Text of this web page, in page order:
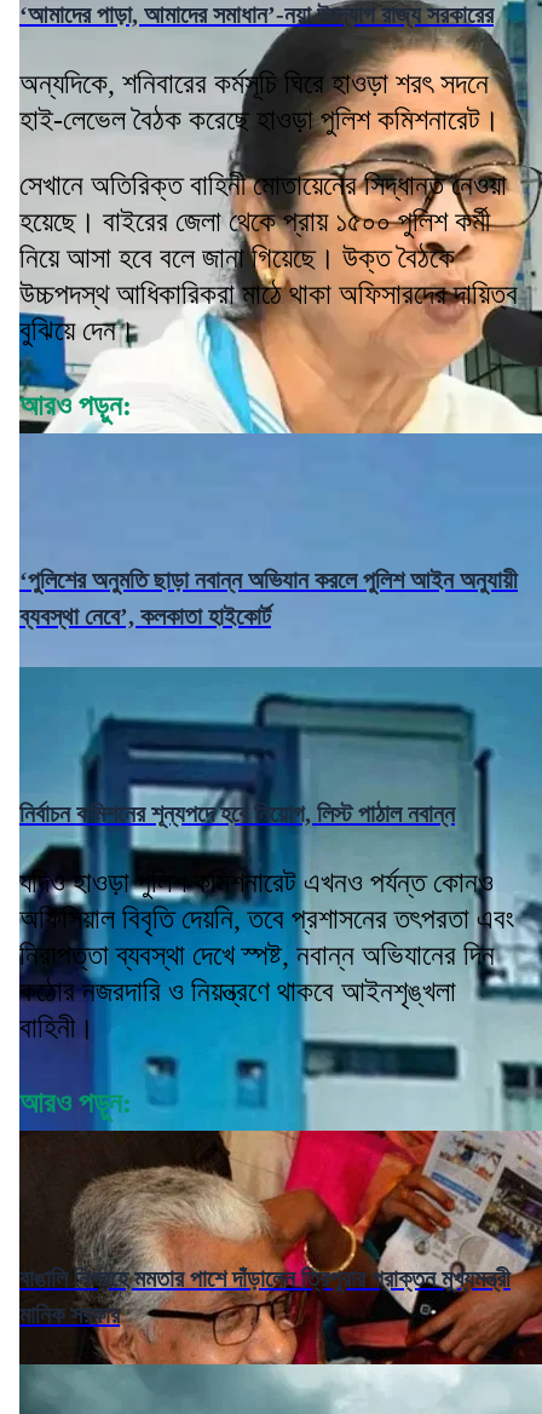
‘আমাদের পাড়া, আমাদের সমাধান’-নয়া উদ্যোগ রাজ্য সরকারের
অন্যদিকে, শনিবারের কর্মসূচি ঘিরে হাওড়া শরৎ সদনে
হাই-লেভেল বৈঠক করেছে হাওড়া পুলিশ কমিশনারেট।
সেখানে অতিরিক্ত বাহিনী মোতায়েনের সিদ্ধান্ত নেওয়া
হয়েছে। বাইরের জেলা থেকে প্রায় ১৫০০ পুলিশ কর্মী
নিয়ে আসা হবে বলে জানা গিয়েছে। উক্ত বৈঠকে
উচ্চপদস্থ আধিকারিকরা মাঠে থাকা অফিসারদের দায়িত্ব
বুঝিয়ে দেন।
আরও পড়ুন:
‘পুলিশের অনুমতি ছাড়া নবান্ন অভিযান করলে পুলিশ আইন অনুযায়ী
ব্যবস্থা নেবে’, কলকাতা হাইকোর্ট
নির্বাচন কমিশনের শূন্যপদে হবে নিয়োগ, লিস্ট পাঠাল নবান্ন
যদিও হাওড়া পুলিশ কমিশনারেট এখনও পর্যন্ত কোনও
অফিসিয়াল বিবৃতি দেয়নি, তবে প্রশাসনের তৎপরতা এবং
নিরাপত্তা ব্যবস্থা দেখে স্পষ্ট, নবান্ন অভিযানের দিন
কঠোর নজরদারি ও নিয়ন্ত্রণে থাকবে আইনশৃঙ্খলা
বাহিনী।
আরও পড়ুন:
বাঙালি নিগ্রহে মমতার পাশে দাঁড়ালেন ত্রিপুরার প্রাক্তন মুখ্যমন্ত্রী
মানিক সরকার